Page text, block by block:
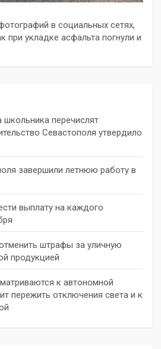
в социальных сетях,
при укладке асфальта погнули и
перечислят
Севастополя утвердило
завершили летнюю работу в
выплату на каждого
штрафы за уличную
продукцией
к автономной
пережить отключения света и к